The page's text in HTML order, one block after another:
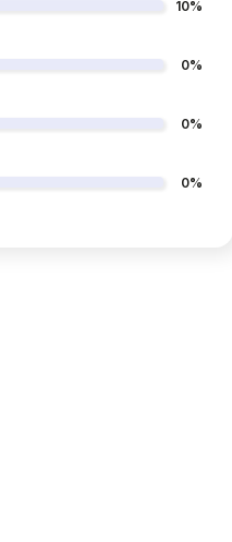
10%
0%
0%
0%